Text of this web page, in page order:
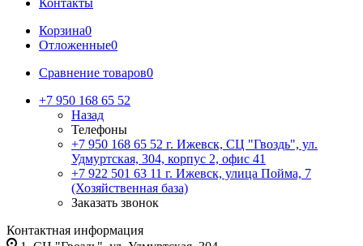
Контакты
Корзина0
Отложенные0
Сравнение товаров0
+7 950 168 65 52
Назад
Телефоны
+7 950 168 65 52 г. Ижевск, СЦ "Гвоздь", ул.
Удмуртская, 304, корпус 2, офис 41
+7 922 501 63 11 г. Ижевск, улица Пойма, 7
(Хозяйственная база)
Заказать звонок
Контактная информация